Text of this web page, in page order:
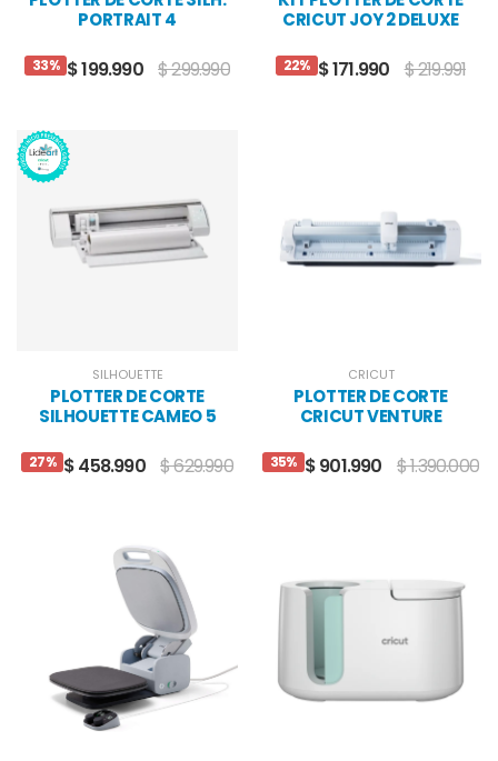
PORTRAIT 4
33% $ 199.990 $ 299.990
CRICUT JOY 2 DELUXE
22% $ 171.990 $ 219.991
SILHOUETTE
PLOTTER DE CORTE
SILHOUETTE CAMEO 5
27% $ 458.990 $ 629.990
CRICUT
PLOTTER DE CORTE
CRICUT VENTURE
35% $ 901.990 $ 1.390.000